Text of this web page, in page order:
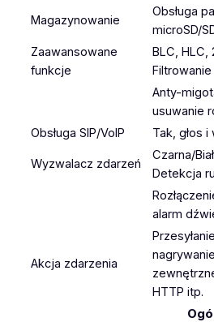
Magazynowanie
Obsługa
microSD/
Zaawansowane
funkcje
BLC, HLC,
Filtrowanie
Anty-
usuwanie
Obsługa SIP/VoIP
Tak, głos
Wyzwalacz zdarzeń
Czarna/
Detekcja
alarm
Akcja zdarzenia
HTTP itp.